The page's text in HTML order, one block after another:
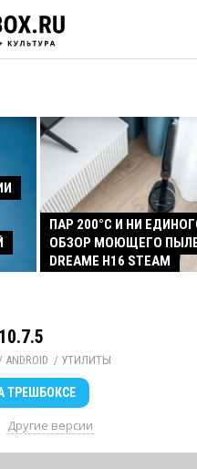
ПАР 200°C И НИ
ОБЗОР МОЮЩЕГО
DREAME H16 STEAM
ANDROID / УТИЛИТЫ
ТРЕШБОКСЕ
Другие версии